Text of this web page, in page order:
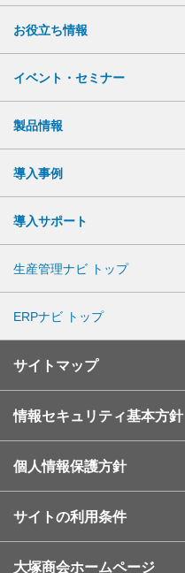
お役立ち情報
イベント・セミナー
製品情報
導入事例
導入サポート
生産管理ナビ トップ
ERPナビ トップ
サイトマップ
情報セキュリティ基本方針
個人情報保護方針
サイトの利用条件
大塚商会ホームページ